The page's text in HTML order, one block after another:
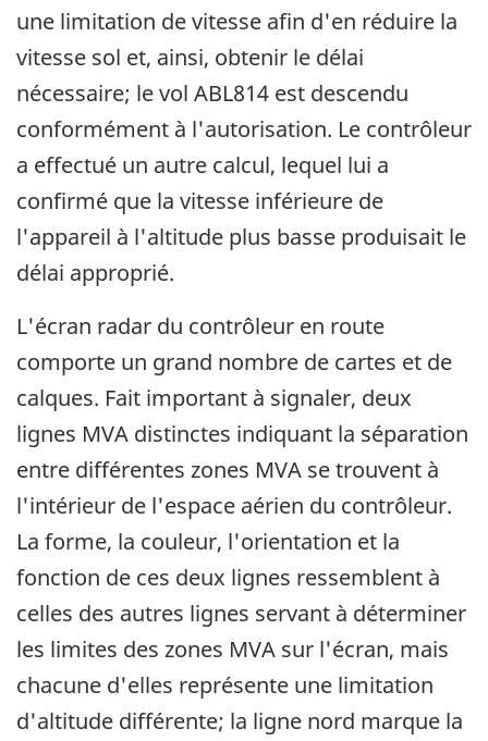
une limitation de vitesse afin d'en réduire la
vitesse sol et, ainsi, obtenir le délai
nécessaire; le vol ABL814 est descendu
conformément à l'autorisation. Le contrôleur
a effectué un autre calcul, lequel lui a
confirmé que la vitesse inférieure de
l'appareil à l'altitude plus basse produisait le
délai approprié.
L'écran radar du contrôleur en route
comporte un grand nombre de cartes et de
calques. Fait important à signaler, deux
lignes MVA distinctes indiquant la séparation
entre différentes zones MVA se trouvent à
l'intérieur de l'espace aérien du contrôleur.
La forme, la couleur, l'orientation et la
fonction de ces deux lignes ressemblent à
celles des autres lignes servant à déterminer
les limites des zones MVA sur l'écran, mais
chacune d'elles représente une limitation
d'altitude différente; la ligne nord marque la